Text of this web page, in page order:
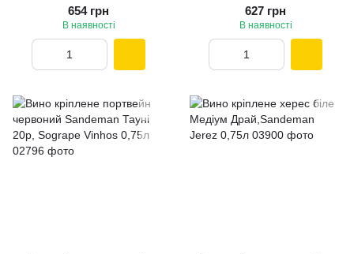
Sogrape Vinhos 0,75л
654 грн
В наявності
Sogrape Vinhos 0,75л
627 грн
В наявності